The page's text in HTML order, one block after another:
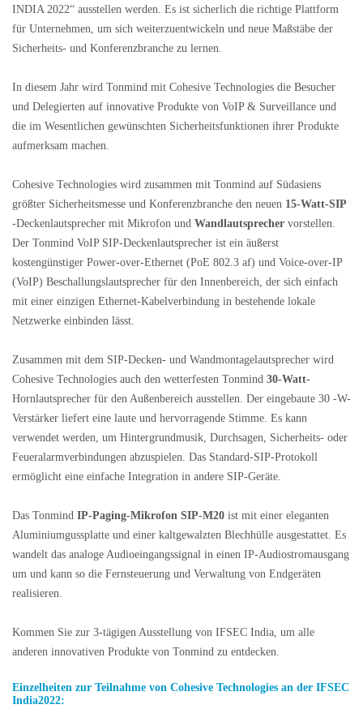
INDIA 2022“ ausstellen werden. Es ist sicherlich die richtige Plattform
für Unternehmen, um sich weiterzuentwickeln und neue Maßstäbe der
Sicherheits- und Konferenzbranche zu lernen.
In diesem Jahr wird Tonmind mit Cohesive Technologies die Besucher
und Delegierten auf innovative Produkte von VoIP & Surveillance und
die im Wesentlichen gewünschten Sicherheitsfunktionen ihrer Produkte
aufmerksam machen.
Cohesive Technologies wird zusammen mit Tonmind auf Südasiens
größter Sicherheitsmesse und Konferenzbranche den neuen 15-Watt-SIP
-Deckenlautsprecher mit Mikrofon und Wandlautsprecher vorstellen.
Der Tonmind VoIP SIP-Deckenlautsprecher ist ein äußerst
kostengünstiger Power-over-Ethernet (PoE 802.3 af) und Voice-over-IP
(VoIP) Beschallungslautsprecher für den Innenbereich, der sich einfach
mit einer einzigen Ethernet-Kabelverbindung in bestehende lokale
Netzwerke einbinden lässt.
Zusammen mit dem SIP-Decken- und Wandmontagelautsprecher wird
Cohesive Technologies auch den wetterfesten Tonmind 30-Watt-
Hornlautsprecher für den Außenbereich ausstellen. Der eingebaute 30 -W-
Verstärker liefert eine laute und hervorragende Stimme. Es kann
verwendet werden, um Hintergrundmusik, Durchsagen, Sicherheits- oder
Feueralarmverbindungen abzuspielen. Das Standard-SIP-Protokoll
ermöglicht eine einfache Integration in andere SIP-Geräte.
Das Tonmind IP-Paging-Mikrofon SIP-M20 ist mit einer eleganten
Aluminiumgussplatte und einer kaltgewalzten Blechhülle ausgestattet. Es
wandelt das analoge Audioeingangssignal in einen IP-Audiostromausgang
um und kann so die Fernsteuerung und Verwaltung von Endgeräten
realisieren.
Kommen Sie zur 3-tägigen Ausstellung von IFSEC India, um alle
anderen innovativen Produkte von Tonmind zu entdecken.
Einzelheiten zur Teilnahme von Cohesive Technologies an der IFSEC
India2022: